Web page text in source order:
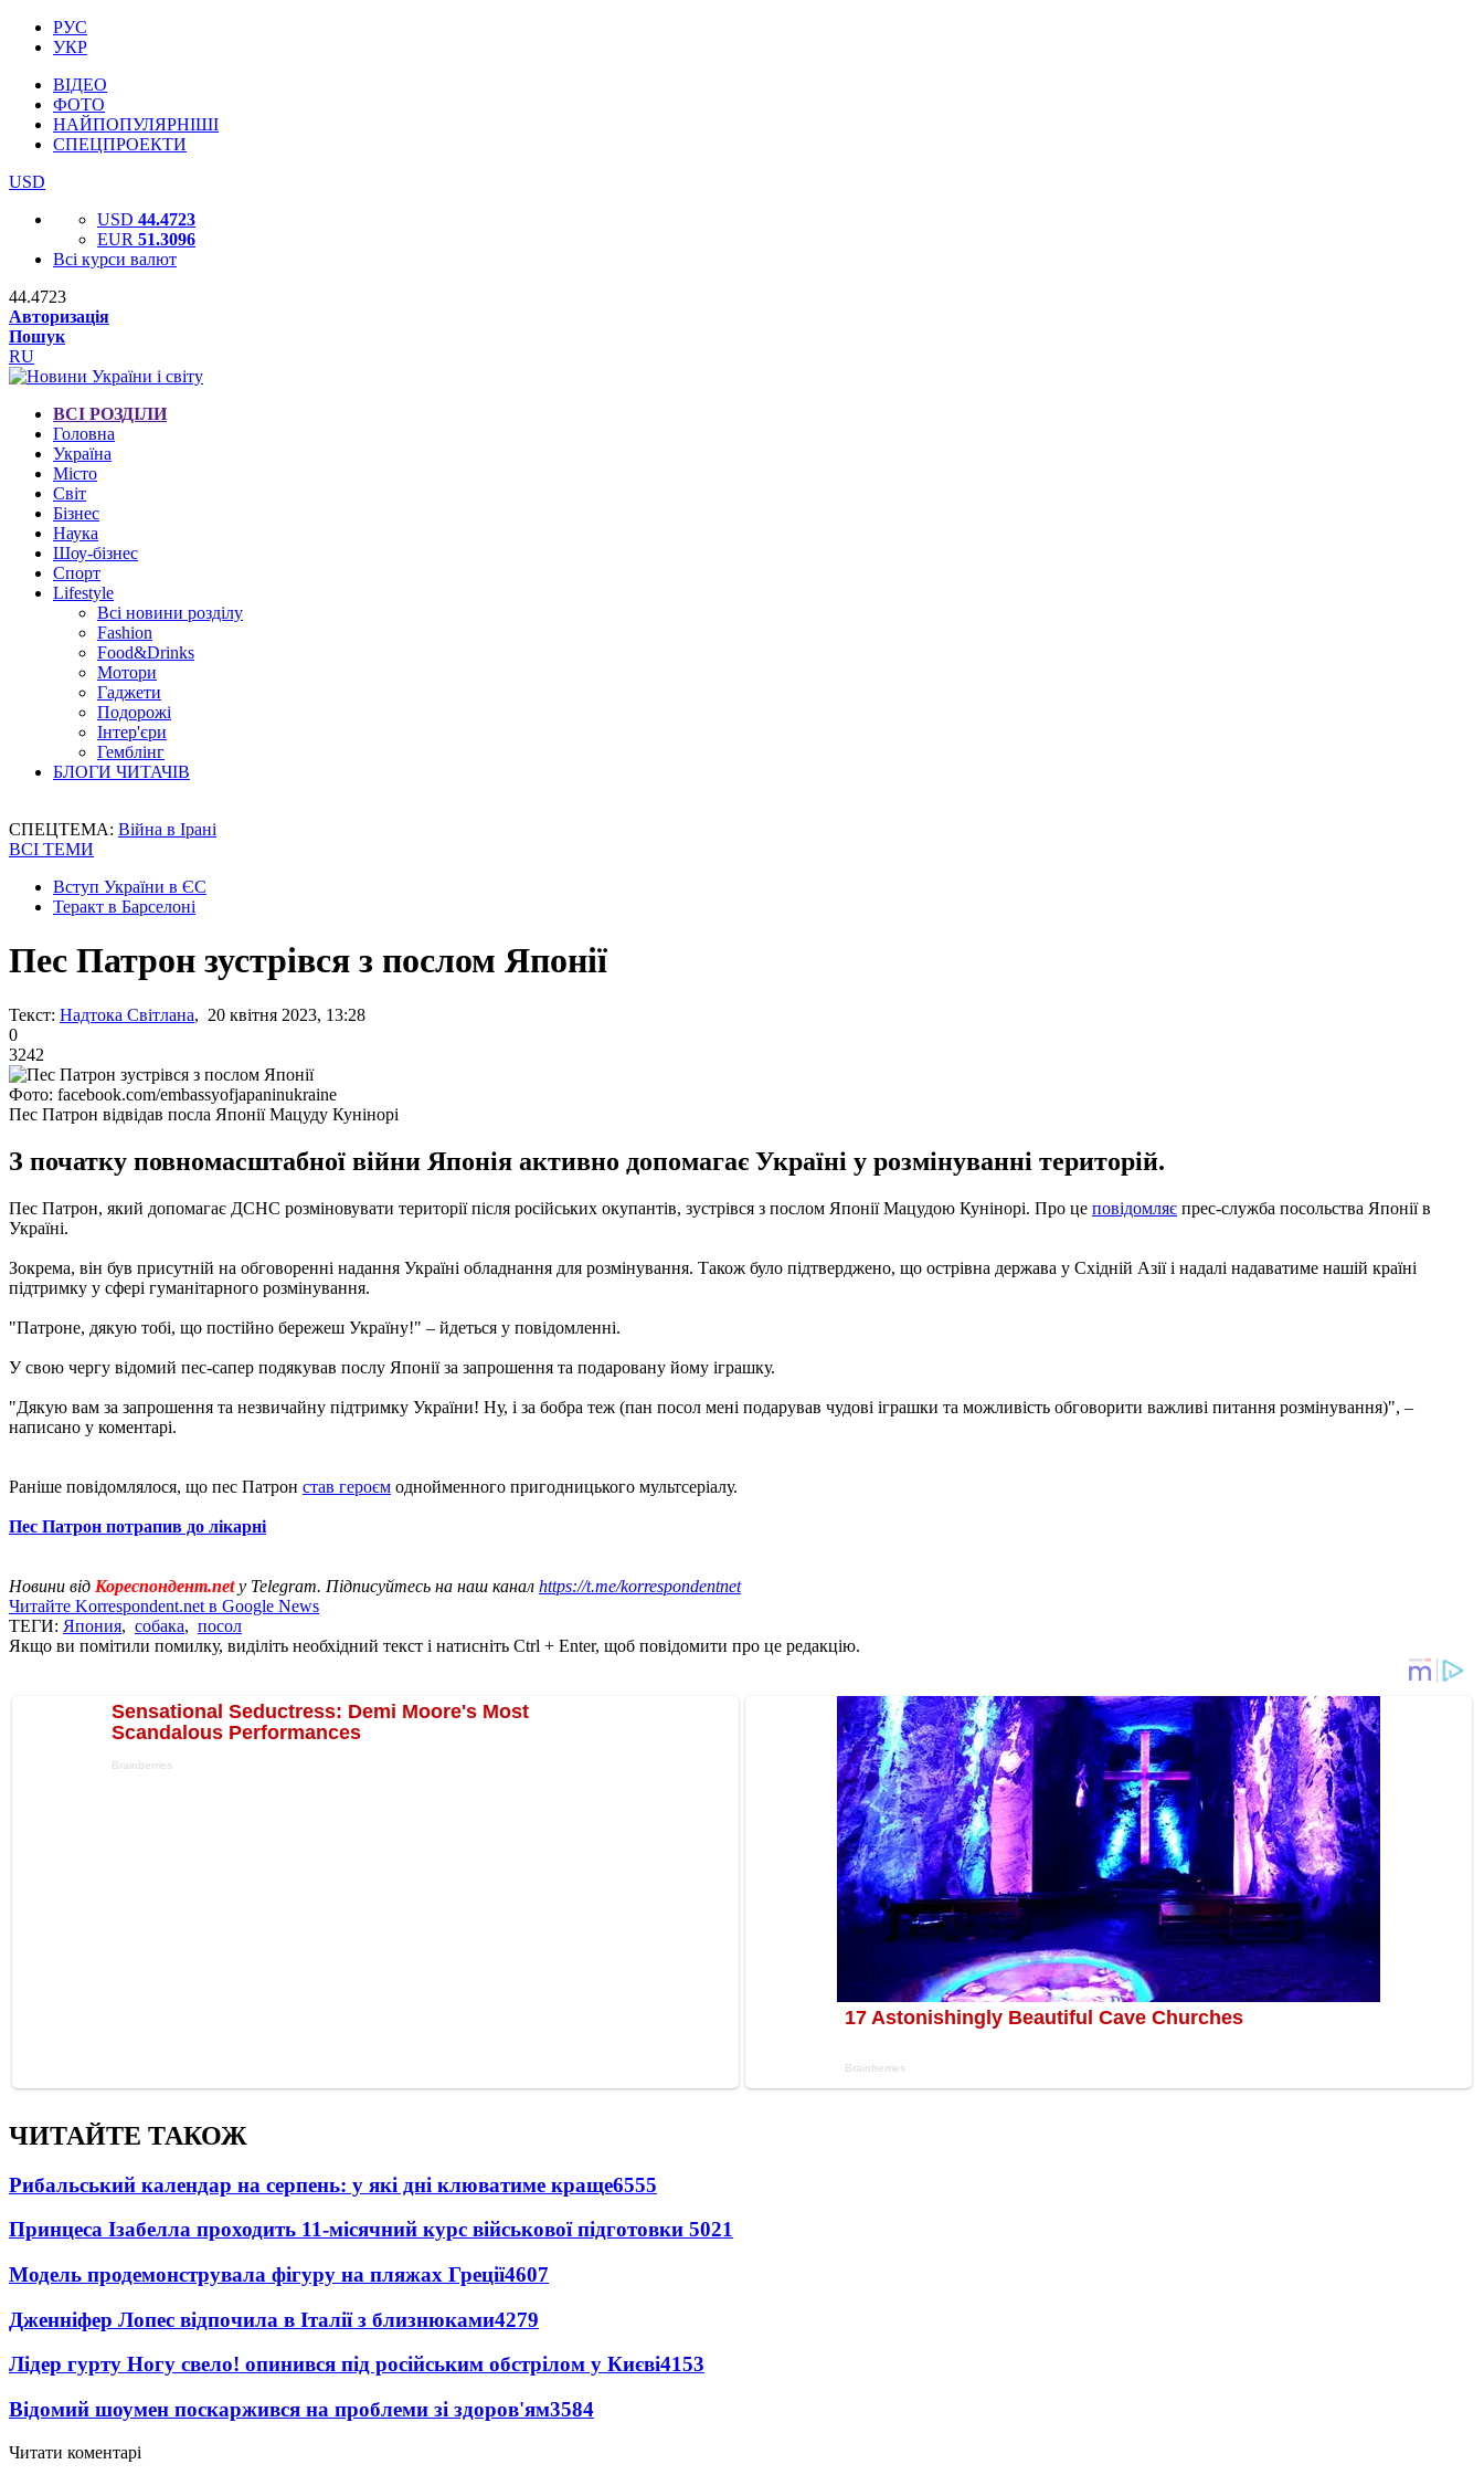
РУС
УКР
ВІДЕО
ФОТО
НАЙПОПУЛЯРНІШІ
СПЕЦПРОЕКТИ
USD
USD 44.4723
EUR 51.3096
Всі курси валют
44.4723
Авторизація
Пошук
RU
ВСІ РОЗДІЛИ
Головна
Україна
Місто
Світ
Бізнес
Наука
Шоу-бізнес
Спорт
Lifestyle
Всі новини розділу
Fashion
Food&Drinks
Мотори
Гаджети
Подорожі
Інтер'єри
Гемблінг
БЛОГИ ЧИТАЧІВ
СПЕЦТЕМА: Війна в Ірані
ВСІ ТЕМИ
Вступ України в ЄС
Теракт в Барселоні
Пес Патрон зустрівся з послом Японії
Текст: Надтока Світлана, 20 квітня 2023, 13:28
0
3242
Фото: facebook.com/embassyofjapaninukraine
Пес Патрон відвідав посла Японії Мацуду Кунінорі
З початку повномасштабної війни Японія активно допомагає Україні у розмінуванні територій.
Пес Патрон, який допомагає ДСНС розміновувати території після російських окупантів, зустрівся з послом Японії Мацудою Кунінорі. Про це повідомляє прес-служба посольства Японії в
Україні.
Зокрема, він був присутній на обговоренні надання Україні обладнання для розмінування. Також було підтверджено, що острівна держава у Східній Азії і надалі надаватиме нашій країні
підтримку у сфері гуманітарного розмінування.
"Патроне, дякую тобі, що постійно бережеш Україну!" – йдеться у повідомленні.
У свою чергу відомий пес-сапер подякував послу Японії за запрошення та подаровану йому іграшку.
"Дякую вам за запрошення та незвичайну підтримку України! Ну, і за бобра теж (пан посол мені подарував чудові іграшки та можливість обговорити важливі питання розмінування)", –
написано у коментарі.
Раніше повідомлялося, що пес Патрон став героєм однойменного пригодницького мультсеріалу.
Пес Патрон потрапив до лікарні
Новини від Кореспондент.netу Telegram. Підписуйтесь на наш канал https://t.me/korrespondentnet
Читайте Korrespondent.net в Google News
ТЕГИ: Япония, собака, посол
Якщо ви помітили помилку, виділіть необхідний текст і натисніть Ctrl + Enter, щоб повідомити про це редакцію.
ЧИТАЙТЕ ТАКОЖ
Рибальський календар на серпень: у які дні клюватиме краще6555
Принцеса Ізабелла проходить 11-місячний курс військової підготовки 5021
Модель продемонструвала фігуру на пляжах Греції4607
Дженніфер Лопес відпочила в Італії з близнюками4279
Лідер гурту Ногу свело! опинився під російським обстрілом у Києві4153
Відомий шоумен поскаржився на проблеми зі здоров'ям3584
Читати коментарі